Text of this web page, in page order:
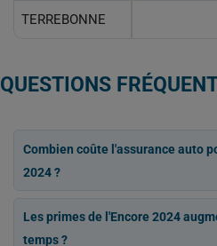
TERREBONNE
QUESTIONS
Combien coûte l'assurance auto
2024 ?
Les primes de l'Encore 2024
temps ?